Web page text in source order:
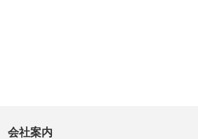
会社案内